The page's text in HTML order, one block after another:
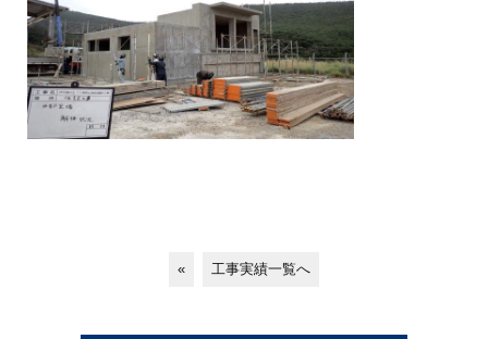
« 工事実績一覧へ